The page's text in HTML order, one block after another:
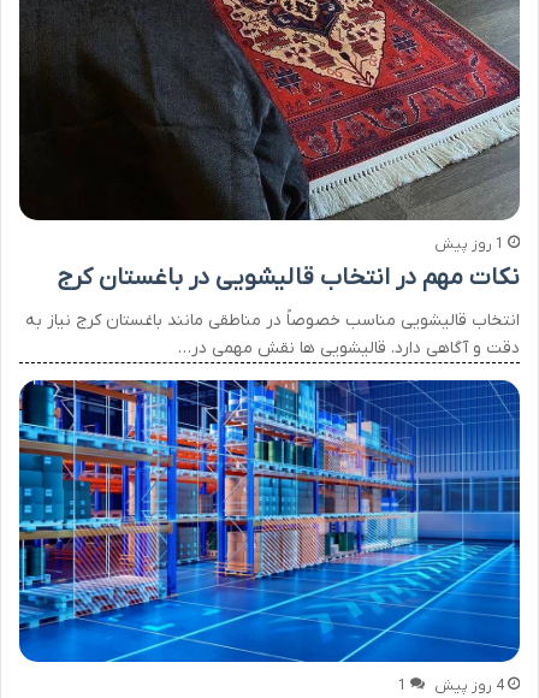
1 روز پیش
نکات مهم در انتخاب قالیشویی در باغستان کرج
انتخاب قالیشویی مناسب خصوصاً در مناطقی مانند باغستان کرج نیاز به
دقت و آگاهی دارد. قالیشویی ها نقش مهمی در…
4 روز پیش 1